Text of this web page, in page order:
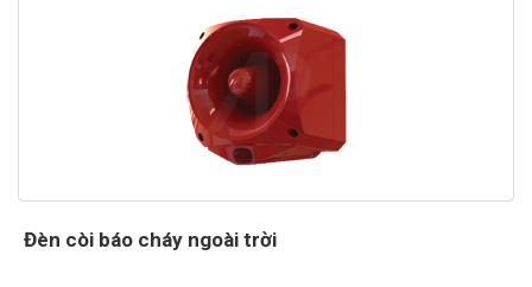
Đèn còi báo cháy ngoài trời